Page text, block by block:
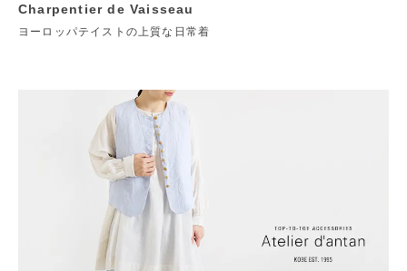
Charpentier de Vaisseau
ヨーロッパテイストの上質な日常着